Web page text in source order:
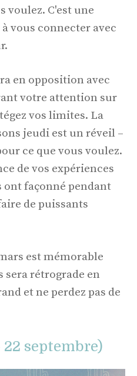
voulez. C'est une
vous connecter avec
en opposition avec
votre attention sur
vos limites. La
jeudi est un réveil –
ce que vous voulez.
de vos expériences
ont façonné pendant
de puissants
est mémorable
sera rétrograde en
et ne perdez pas de
22 septembre)